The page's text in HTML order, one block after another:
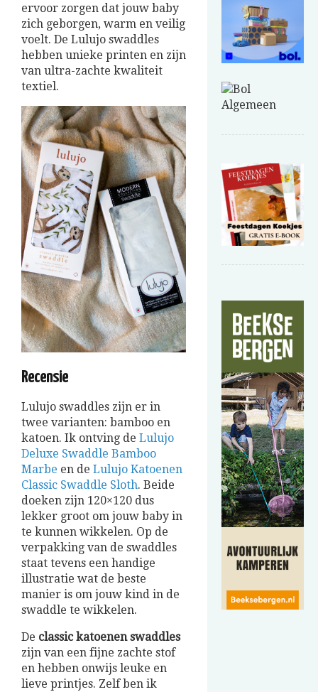
ervoor zorgen dat jouw baby
zich geborgen, warm en veilig
voelt. De Lulujo swaddles
hebben unieke printen en zijn
van ultra-zachte kwaliteit
textiel.
Recensie
Lulujo swaddles zijn er in
twee varianten: bamboo en
katoen. Ik ontving de Lulujo
Deluxe Swaddle Bamboo
Marbe en de Lulujo Katoenen
Classic Swaddle Sloth. Beide
doeken zijn 120×120 dus
lekker groot om jouw baby in
te kunnen wikkelen. Op de
verpakking van de swaddles
staat tevens een handige
illustratie wat de beste
manier is om jouw kind in de
swaddle te wikkelen.
De classic katoenen swaddles
zijn van een fijne zachte stof
en hebben onwijs leuke en
lieve printjes. Zelf ben ik